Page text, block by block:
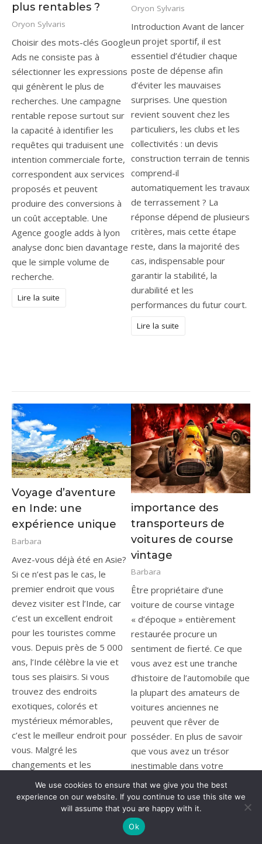
plus rentables ?
Oryon Sylvaris
Choisir des mots-clés Google
Ads ne consiste pas à
sélectionner les expressions
qui génèrent le plus de
recherches. Une campagne
rentable repose surtout sur
la capacité à identifier les
requêtes qui traduisent une
intention commerciale forte,
correspondent aux services
proposés et peuvent
produire des conversions à
un coût acceptable. Une
Agence google adds à lyon
analyse donc bien davantage
que le simple volume de
recherche.
Lire la suite
Oryon Sylvaris
Introduction Avant de lancer
un projet sportif, il est
essentiel d’étudier chaque
poste de dépense afin
d’éviter les mauvaises
surprises. Une question
revient souvent chez les
particuliers, les clubs et les
collectivités : un devis
construction terrain de tennis
comprend-il
automatiquement les travaux
de terrassement ? La
réponse dépend de plusieurs
critères, mais cette étape
reste, dans la majorité des
cas, indispensable pour
garantir la stabilité, la
durabilité et les
performances du futur court.
Lire la suite
Voyage d’aventure
en Inde: une
expérience unique
Barbara
Avez-vous déjà été en Asie?
Si ce n’est pas le cas, le
premier endroit que vous
devez visiter est l’Inde, car
c’est un excellent endroit
pour les touristes comme
vous. Depuis près de 5 000
ans, l’Inde célèbre la vie et
tous ses plaisirs. Si vous
trouvez des endroits
exotiques, colorés et
mystérieux mémorables,
c’est le meilleur endroit pour
vous. Malgré les
changements et les
reste une destination
touristique unique et
importance des
transporteurs de
voitures de course
vintage
Barbara
Être propriétaire d’une
voiture de course vintage
« d’époque » entièrement
restaurée procure un
sentiment de fierté. Ce que
vous avez est une tranche
d’histoire de l’automobile que
la plupart des amateurs de
voitures anciennes ne
peuvent que rêver de
posséder. En plus de savoir
que vous avez un trésor
inestimable dans votre
garage, vous pouvez
également avoir de
nombreuses inquiétudes
quant à sa sécurité.
We use cookies to ensure that we give you the best
experience on our website. If you continue to use this site we
will assume that you are happy with it.
Ok